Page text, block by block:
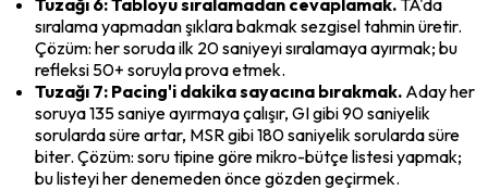
sıralama yapmadan şıklara bakmak sezgisel tahmin üretir.
Çözüm: her soruda ilk 20 saniyeyi sıralamaya ayırmak; bu
refleksi 50+ soruyla prova etmek.
Tuzağı 7: Pacing'i dakika sayacına bırakmak. Aday her
soruya 135 saniye ayırmaya çalışır, GI gibi 90 saniyelik
sorularda süre artar, MSR gibi 180 saniyelik sorularda süre
biter. Çözüm: soru tipine göre mikro-bütçe listesi yapmak;
bu listeyi her denemeden önce gözden geçirmek.